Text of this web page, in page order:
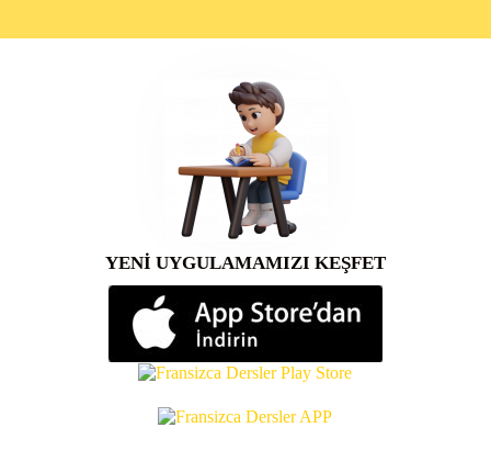
YENİ UYGULAMAMIZI KEŞFET